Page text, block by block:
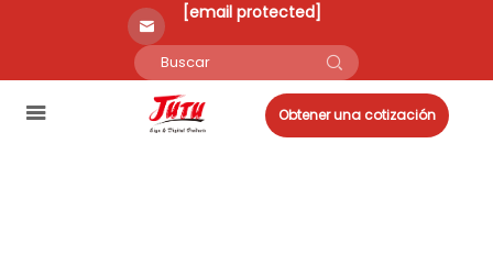
[email protected]
Obtener una cotización